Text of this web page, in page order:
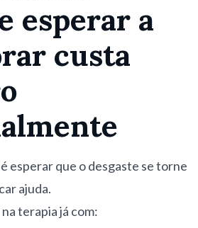
esperar a
custa
esperar que o desgaste se torne
ajuda.
terapia já com: